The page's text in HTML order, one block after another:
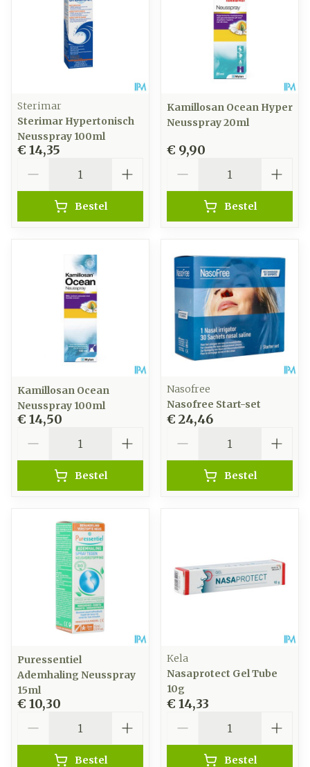
Sterimar
Sterimar Hypertonisch
Neusspray 100ml
€ 14,35
Bestel
Kamillosan Ocean Hyper
Neusspray 20ml
€ 9,90
Bestel
Kamillosan Ocean
Neusspray 100ml
€ 14,50
Bestel
Nasofree
Nasofree Start-set
€ 24,46
Bestel
Puressentiel
Ademhaling Neusspray
15ml
€ 10,30
Bestel
Kela
Nasaprotect Gel Tube
10g
€ 14,33
Bestel